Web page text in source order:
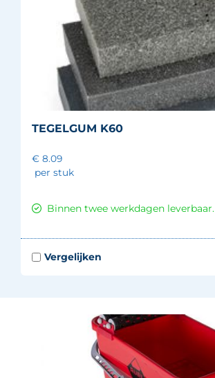
TEGELGUM K60
€ 8.09
per stuk
Binnen twee werkdagen leverbaar.